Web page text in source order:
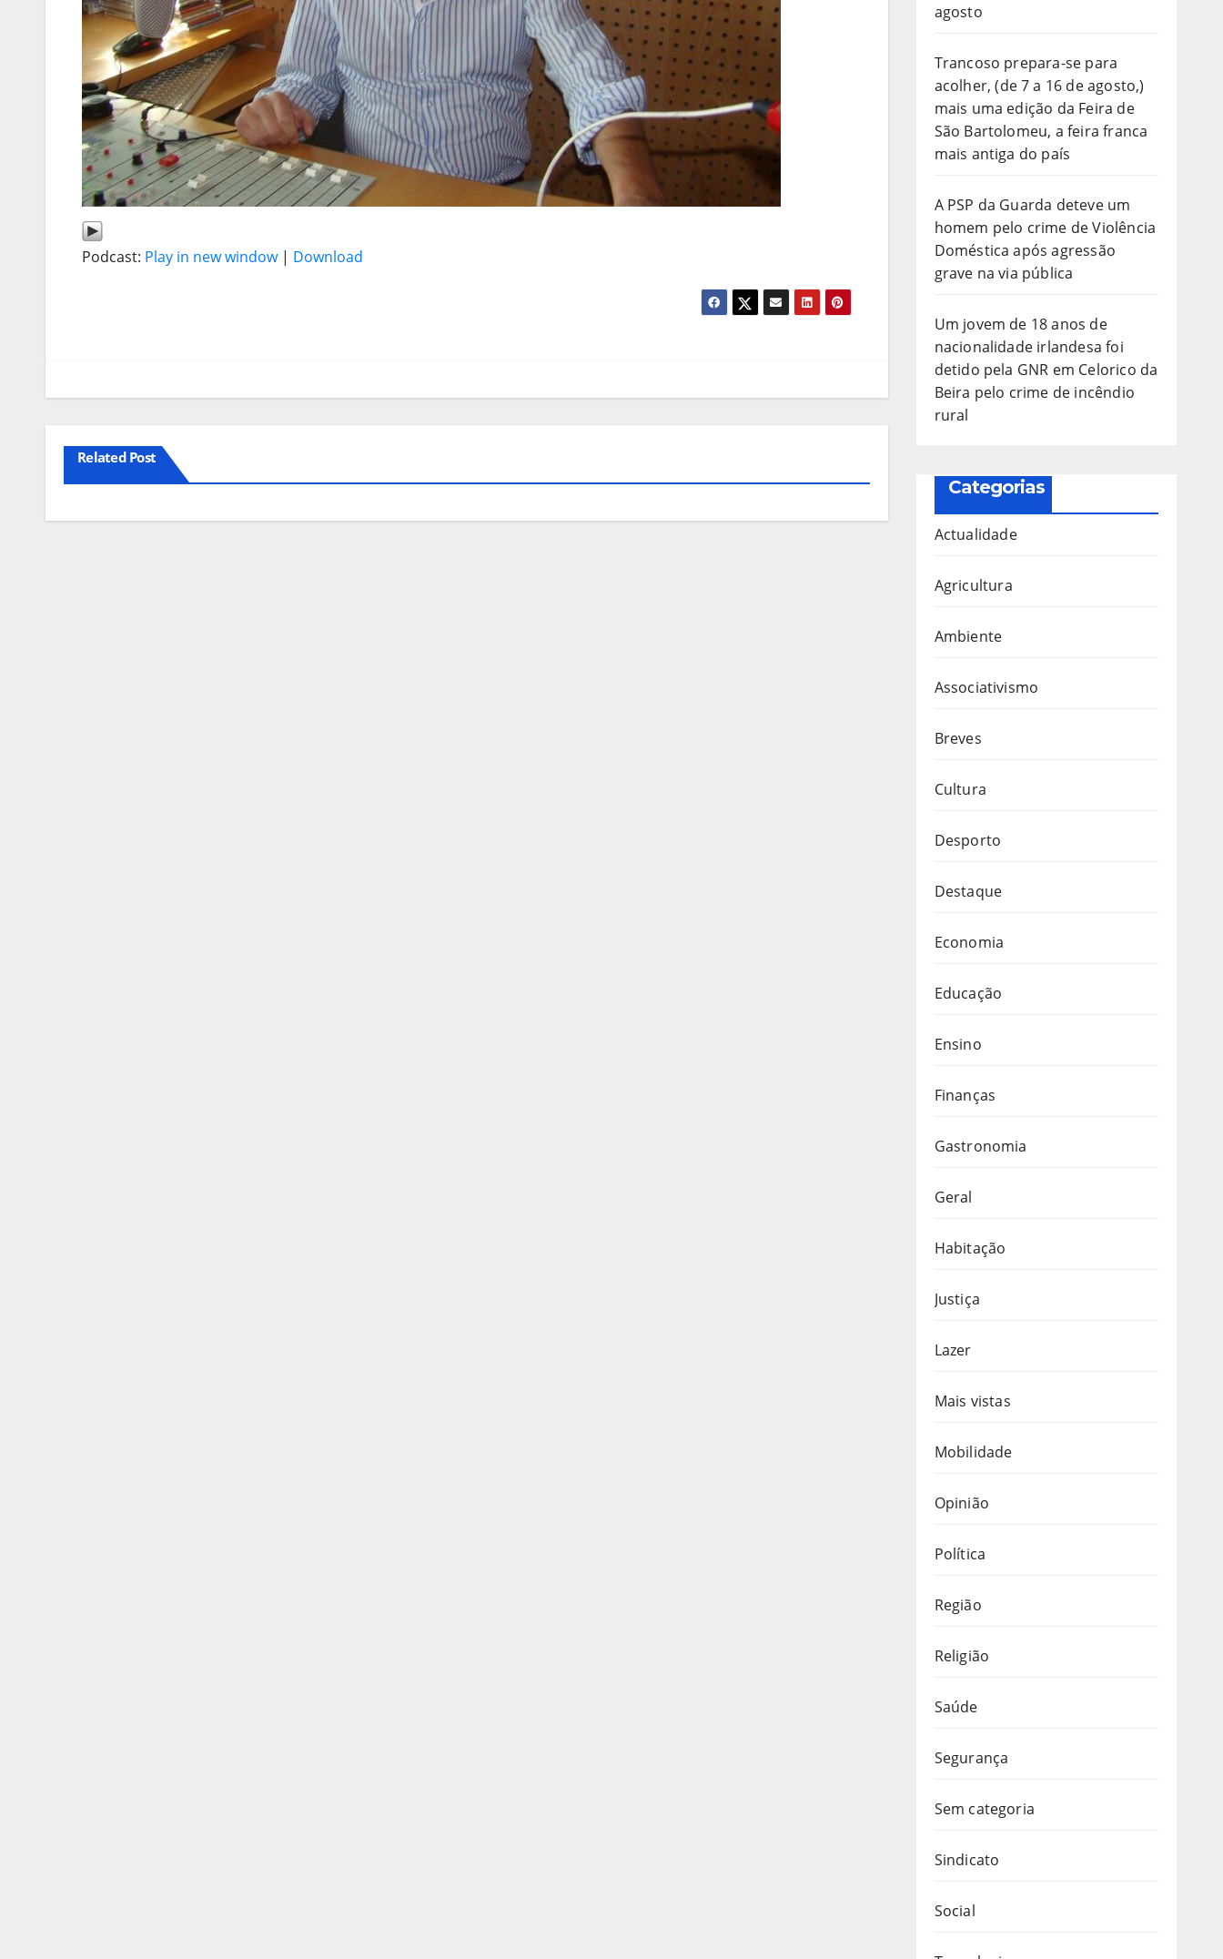
Podcast: Play in new window| Download
Related Post
agosto
Trancoso prepara-se para
acolher, (de 7 a 16 de agosto,)
mais uma edição da Feira de
São Bartolomeu, a feira franca
mais antiga do país
A PSP da Guarda deteve um
homem pelo crime de Violência
Doméstica após agressão
grave na via pública
Um jovem de 18 anos de
nacionalidade irlandesa foi
detido pela GNR em Celorico da
Beira pelo crime de incêndio
rural
Categorias
Actualidade
Agricultura
Ambiente
Associativismo
Breves
Cultura
Desporto
Destaque
Economia
Educação
Ensino
Finanças
Gastronomia
Geral
Habitação
Justiça
Lazer
Mais vistas
Mobilidade
Opinião
Política
Região
Religião
Saúde
Segurança
Sem categoria
Sindicato
Social